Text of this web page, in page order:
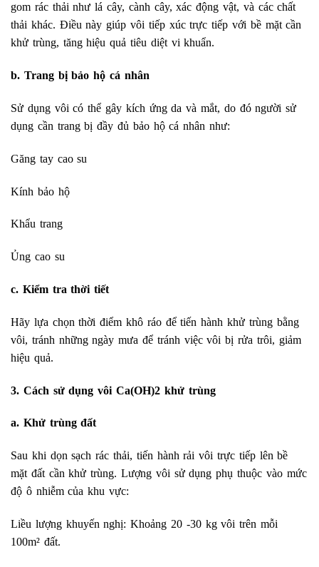
gom rác thải như lá cây, cành cây, xác động vật, và các chất
thải khác. Điều này giúp vôi tiếp xúc trực tiếp với bề mặt cần
khử trùng, tăng hiệu quả tiêu diệt vi khuẩn.
b. Trang bị bảo hộ cá nhân
Sử dụng vôi có thể gây kích ứng da và mắt, do đó người sử
dụng cần trang bị đầy đủ bảo hộ cá nhân như:
Găng tay cao su
Kính bảo hộ
Khẩu trang
Ủng cao su
c. Kiểm tra thời tiết
Hãy lựa chọn thời điểm khô ráo để tiến hành khử trùng bằng
vôi, tránh những ngày mưa để tránh việc vôi bị rửa trôi, giảm
hiệu quả.
3. Cách sử dụng vôi Ca(OH)2 khử trùng
a. Khử trùng đất
Sau khi dọn sạch rác thải, tiến hành rải vôi trực tiếp lên bề
mặt đất cần khử trùng. Lượng vôi sử dụng phụ thuộc vào mức
độ ô nhiễm của khu vực:
Liều lượng khuyến nghị: Khoảng 20 -30 kg vôi trên mỗi
100m² đất.